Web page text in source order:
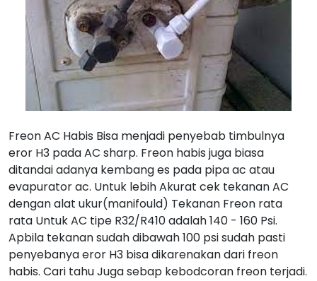
Freon AC Habis Bisa menjadi penyebab timbulnya
eror H3 pada AC sharp. Freon habis juga biasa
ditandai adanya kembang es pada pipa ac atau
evapurator ac. Untuk lebih Akurat cek tekanan AC
dengan alat ukur(manifould) Tekanan Freon rata
rata Untuk AC tipe R32/R410 adalah 140 - 160 Psi.
Apbila tekanan sudah dibawah 100 psi sudah pasti
penyebanya eror H3 bisa dikarenakan dari freon
habis. Cari tahu Juga sebap kebodcoran freon terjadi.